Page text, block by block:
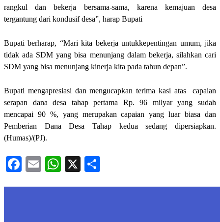
rangkul dan bekerja bersama-sama, karena kemajuan desa
tergantung dari kondusif desa”, harap Bupati
Bupati berharap, “Mari kita bekerja untukkepentingan umum, jika
tidak ada SDM yang bisa menunjang dalam bekerja, silahkan cari
SDM yang bisa menunjang kinerja kita pada tahun depan”.
Bupati mengapresiasi dan mengucapkan terima kasi atas capaian
serapan dana desa tahap pertama Rp. 96 milyar yang sudah
mencapai 90 %, yang merupakan capaian yang luar biasa dan
Pemberian Dana Desa Tahap kedua sedang dipersiapkan.
(Humas)/(PJ).
Facebook
EmailWhatsApp
X